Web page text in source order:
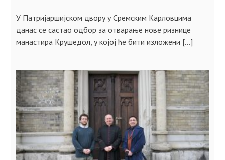
У Патријаршијском двору у Сремским Карловцима
данас се састао одбор за отварање нове ризнице
манастира Крушедол, у којој ће бити изложени […]